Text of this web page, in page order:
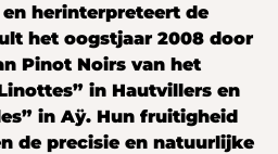
herinterpreteert de
het oogstjaar 2008 door
Pinot Noirs van het
in Hautvillers en
in Aÿ. Hun fruitigheid
de precisie en natuurlijke